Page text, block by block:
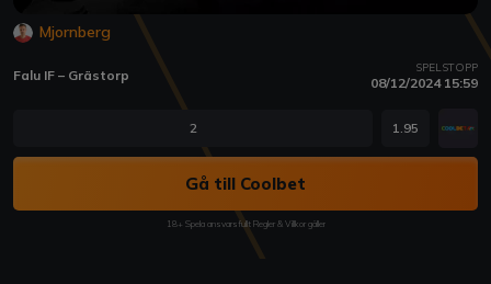
Mjornberg
Falu IF – Grästorp SPELSTOPP
08/12/2024 15:59
2 1.95
Gå till Coolbet
18+ Spela ansvarsfullt Regler & Villkor gäller